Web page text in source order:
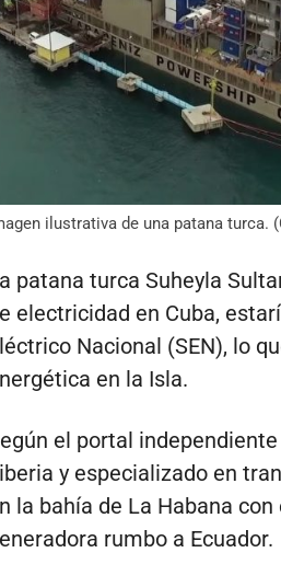
ilustrativa de una patana turca.
patana turca Suheyla
electricidad en Cuba,
Nacional (SEN), lo
en la Isla.
el portal independiente
y especializado en
la bahía de La Habana
rumbo a Ecuador.